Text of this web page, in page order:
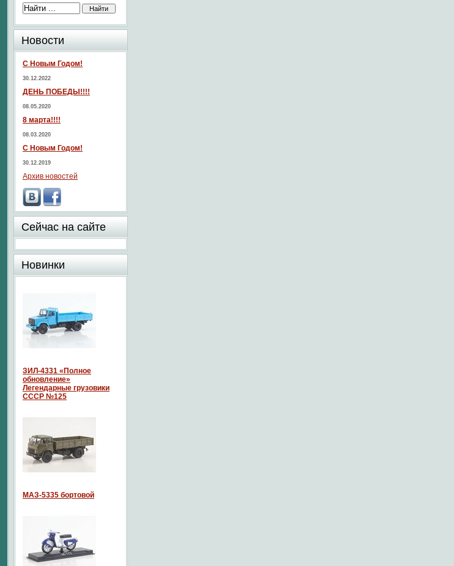
Новости
С Новым Годом!
30.12.2022
ДЕНЬ ПОБЕДЫ!!!!
08.05.2020
8 марта!!!!
08.03.2020
С Новым Годом!
30.12.2019
Архив новостей
Сейчас на сайте
Новинки
ЗИЛ-4331 «Полное
обновление»
Легендарные грузовики
СССР №125
МАЗ-5335 бортовой